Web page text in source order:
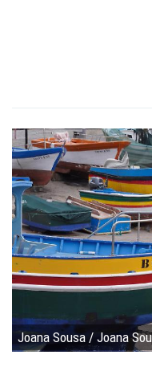
Joana Sousa / Joana